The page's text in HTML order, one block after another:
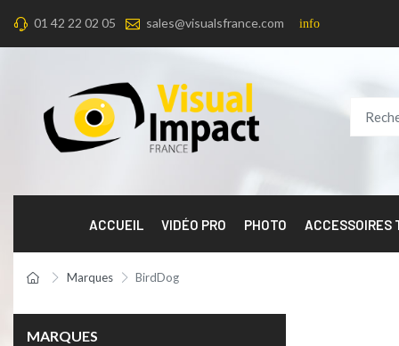
01 42 22 02 05 sales@visualsfrance.com info
ACCUEIL VIDÉO PRO PHOTO ACCESSOIRES
Marques BirdDog
MARQUES